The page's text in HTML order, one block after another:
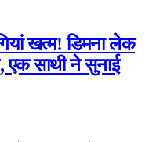
खत्म! डिमना लेक
साथी ने सुनाई